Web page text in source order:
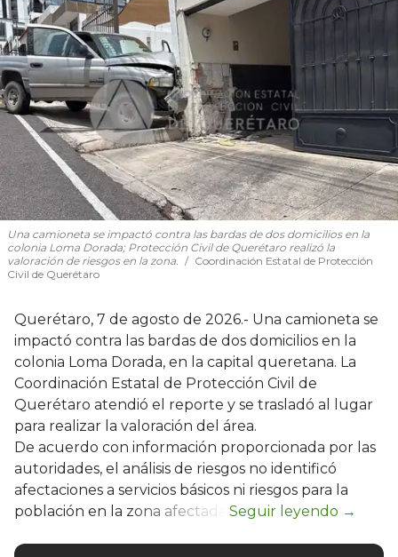
Una camioneta se impactó contra las bardas de dos domicilios en la
colonia Loma Dorada; Protección Civil de Querétaro realizó la
valoración de riesgos en la zona.
Coordinación Estatal de Protección
Civil de Querétaro
Querétaro, 7 de agosto de 2026.- Una camioneta se
impactó contra las bardas de dos domicilios en la
colonia Loma Dorada, en la capital queretana. La
Coordinación Estatal de Protección Civil de
Querétaro atendió el reporte y se trasladó al lugar
para realizar la valoración del área.
De acuerdo con información proporcionada por las
autoridades, el análisis de riesgos no identificó
afectaciones a servicios básicos ni riesgos para la
población en la zona afectada.